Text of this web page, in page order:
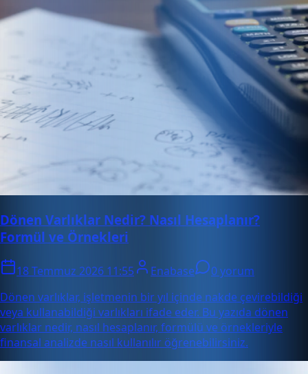
Dönen Varlıklar Nedir? Nasıl Hesaplanır?
Formül ve Örnekleri
18 Temmuz 2026 11:55 Enabase
0 yorum
Dönen varlıklar, işletmenin bir yıl içinde nakde çevirebildiği
veya kullanabildiği varlıkları ifade eder. Bu yazıda dönen
varlıklar nedir, nasıl hesaplanır, formülü ve örnekleriyle
finansal analizde nasıl kullanılır öğrenebilirsiniz.